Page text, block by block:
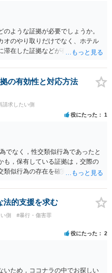
なりますが、その内容が真実であ
ただし、真実かどうかは、相談者
ンの内容等だけでは、相談者さん
（不同意性）だったかの立証が
ちろん、医師としては恥ずべき行
、かえって相談者さんが攻撃対象
ような証拠が必要でしょうか。
オのやり取りだけでなく、ホテル
滞在した証拠などが有効です。 不
できると思われます。 ただし、不
不貞を許したとの評価につながる
。 以上、ご参考まで。
の有効性と対応方法
請求したい側
役にたった 1
なく，性交類似行為であったと
も，保有している証拠は，交際の
類似行為の存在を確実に証明でき
から，慰謝料請求を進めることで
ついては，婚姻破綻に至っていな
になるかもしれません。 ②夫との
かを検討するのがよいと思いま
明力を強めることも含む）でき
使えることが前提であり，その価
います。 ③行政書士に委任をして
委任なのか不明ですが，その行政
法的支援を求む
側
#暴行・傷害罪
役にたった 2
いため，ココナラの中でお探しい